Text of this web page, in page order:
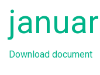
Download document